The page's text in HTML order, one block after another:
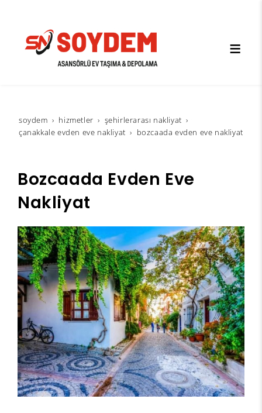
soydem hi̇zmetler
şehirlerarası nakliyat
çanakkale evden eve nakliyat
bozcaada evden eve nakliyat
Bozcaada Evden Eve
Nakliyat